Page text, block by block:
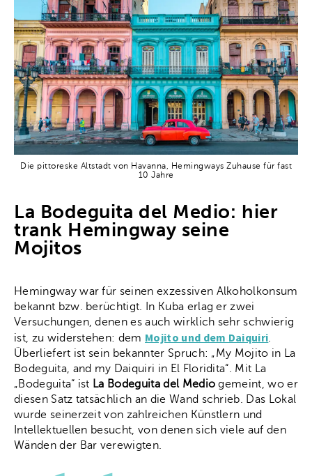
Die pittoreske Altstadt von Havanna, Hemingways Zuhause für fast
10 Jahre
La Bodeguita del Medio: hier
trank Hemingway seine
Mojitos
Hemingway war für seinen exzessiven Alkoholkonsum
bekannt bzw. berüchtigt. In Kuba erlag er zwei
Versuchungen, denen es auch wirklich sehr schwierig
ist, zu widerstehen: dem Mojito und dem Daiquiri.
Überliefert ist sein bekannter Spruch: „My Mojito in La
Bodeguita, and my Daiquiri in El Floridita“. Mit La
„Bodeguita“ ist La Bodeguita del Medio gemeint, wo er
diesen Satz tatsächlich an die Wand schrieb. Das Lokal
wurde seinerzeit von zahlreichen Künstlern und
Intellektuellen besucht, von denen sich viele auf den
Wänden der Bar verewigten.